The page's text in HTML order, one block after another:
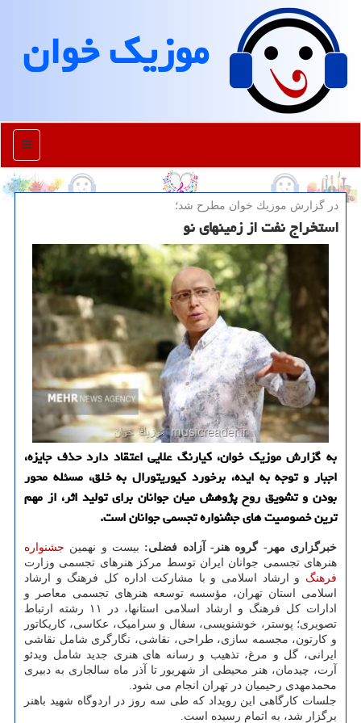
موزیك خوان
منو
در گزارش موزیك خوان مطرح شد؛
استخراج نفت از زمینهای نو
به گزارش موزیک خوان، کیارنگ علایی اعتقاد دارد حذف جایزه،
اجبار و توجه به ایده، برخورد کیوریتورال به خلق، مسئله محور
بودن و تشویق روح پژوهش میان جوانان برای تولید اثر، از مهم
ترین خصوصیت های جشنواره تجسمی جوانان است.
خبرگزاری مهر- گروه هنر- آزاده فضلی: بیست و نهمین جشنواره
هنرهای تجسمی جوانان ایران توسط مرکز هنرهای تجسمی وزارت
فرهنگ و ارشاد اسلامی و با مشارکت اداره کل فرهنگ و ارشاد
اسلامی استان تهران، مؤسسه توسعه هنرهای تجسمی معاصر و
ادارات کل فرهنگ و ارشاد اسلامی استانها، در ۱۱ رشته ارتباط
تصویری؛ پوستر، خوشنویسی، سفال و سرامیک، عکاسی، کاریکاتور
و کارتون، مجسمه سازی، طراحی، نقاشی، نگارگری شامل نقاشی
ایرانی، گل و مرغ، تذهیب و رسانه های هنری جدید شامل ویدئو
آرت، چیدمان، هنر محیطی از شهریور تا آذر ماه سالجاری به دبیری
محمدمهدی رحیمیان در تهران انجام می شود.
جلسات کارگاهی این رویداد که طی سه روز در اردوگاه شهید باهنر
برگزار شد، به اتمام رسیده است.